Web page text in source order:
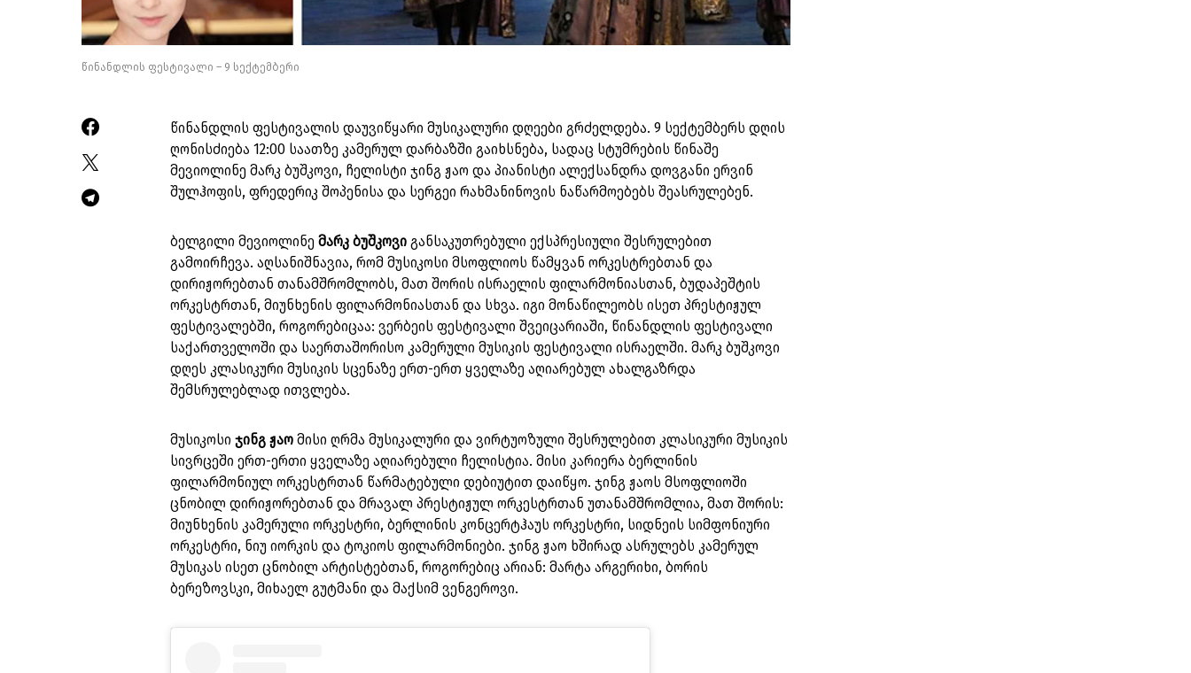
წინანდლის ფესტივალი – 9 სექტემბერი
წინანდლის ფესტივალის დაუვიწყარი მუსიკალური დღეები გრძელდება. 9 სექტემბერს დღის
ღონისძიება 12:00 საათზე კამერულ დარბაზში გაიხსნება, სადაც სტუმრების წინაშე
მევიოლინე მარკ ბუშკოვი, ჩელისტი ჯინგ ჟაო და პიანისტი ალექსანდრა დოვგანი ერვინ
შულჰოფის, ფრედერიკ შოპენისა და სერგეი რახმანინოვის ნაწარმოებებს შეასრულებენ.
ბელგილი მევიოლინე მარკ ბუშკოვი განსაკუთრებული ექსპრესიული შესრულებით
გამოირჩევა. აღსანიშნავია, რომ მუსიკოსი მსოფლიოს წამყვან ორკესტრებთან და
დირიჟორებთან თანამშრომლობს, მათ შორის ისრაელის ფილარმონიასთან, ბუდაპეშტის
ორკესტრთან, მიუნხენის ფილარმონიასთან და სხვა. იგი მონაწილეობს ისეთ პრესტიჟულ
ფესტივალებში, როგორებიცაა: ვერბეის ფესტივალი შვეიცარიაში, წინანდლის ფესტივალი
საქართველოში და საერთაშორისო კამერული მუსიკის ფესტივალი ისრაელში. მარკ ბუშკოვი
დღეს კლასიკური მუსიკის სცენაზე ერთ-ერთ ყველაზე აღიარებულ ახალგაზრდა
შემსრულებლად ითვლება.
მუსიკოსი ჯინგ ჟაო მისი ღრმა მუსიკალური და ვირტუოზული შესრულებით კლასიკური მუსიკის
სივრცეში ერთ-ერთი ყველაზე აღიარებული ჩელისტია. მისი კარიერა ბერლინის
ფილარმონიულ ორკესტრთან წარმატებული დებიუტით დაიწყო. ჯინგ ჟაოს მსოფლიოში
ცნობილ დირიჟორებთან და მრავალ პრესტიჟულ ორკესტრთან უთანამშრომლია, მათ შორის:
მიუნხენის კამერული ორკესტრი, ბერლინის კონცერტჰაუს ორკესტრი, სიდნეის სიმფონიური
ორკესტრი, ნიუ იორკის და ტოკიოს ფილარმონიები. ჯინგ ჟაო ხშირად ასრულებს კამერულ
მუსიკას ისეთ ცნობილ არტისტებთან, როგორებიც არიან: მარტა არგერიხი, ბორის
ბერეზოვსკი, მიხაელ გუტმანი და მაქსიმ ვენგეროვი.